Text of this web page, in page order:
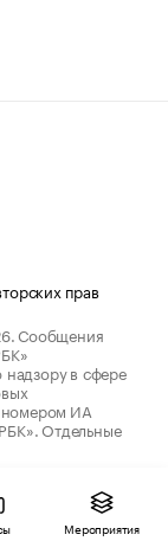
прав
Сообщения
в сфере
номером ИА
Отдельные
Мероприятия